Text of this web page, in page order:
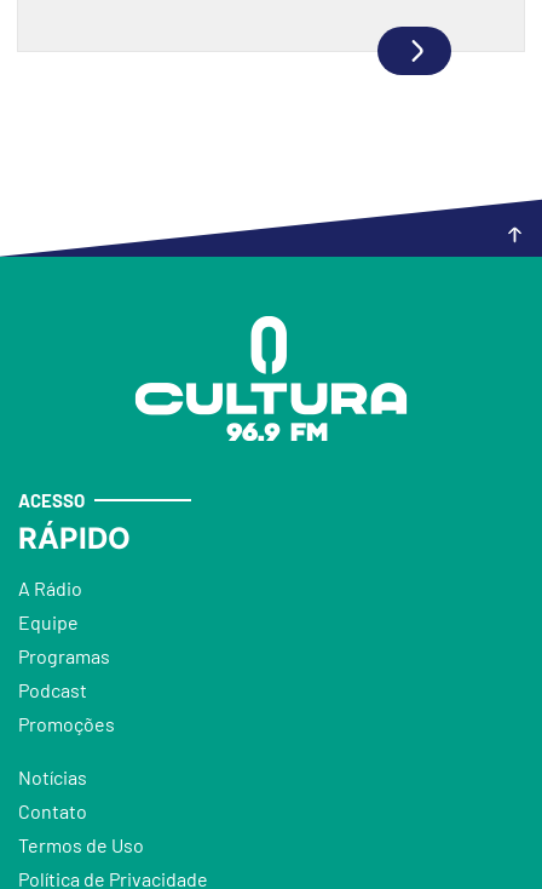
ACESSO
RÁPIDO
A Rádio
Equipe
Programas
Podcast
Promoções
Notícias
Contato
Termos de Uso
Política de Privacidade